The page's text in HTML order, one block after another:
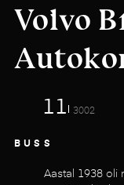
Volvo
11 3002
BUSS
Aastal 1938 oli